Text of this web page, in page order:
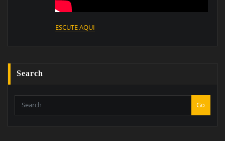
ESCUTE AQUI
Search
Go